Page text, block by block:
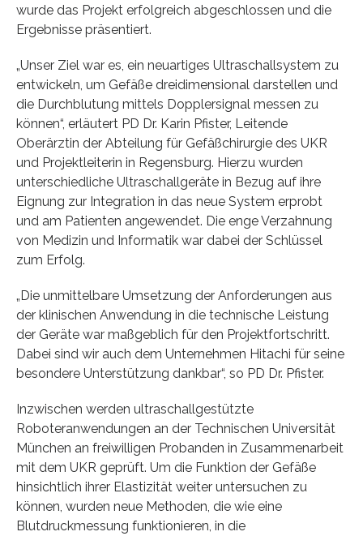
wurde das Projekt erfolgreich abgeschlossen und die
Ergebnisse präsentiert.
„Unser Ziel war es, ein neuartiges Ultraschallsystem zu
entwickeln, um Gefäße dreidimensional darstellen und
die Durchblutung mittels Dopplersignal messen zu
können“, erläutert PD Dr. Karin Pfister, Leitende
Oberärztin der Abteilung für Gefäßchirurgie des UKR
und Projektleiterin in Regensburg. Hierzu wurden
unterschiedliche Ultraschallgeräte in Bezug auf ihre
Eignung zur Integration in das neue System erprobt
und am Patienten angewendet. Die enge Verzahnung
von Medizin und Informatik war dabei der Schlüssel
zum Erfolg.
„Die unmittelbare Umsetzung der Anforderungen aus
der klinischen Anwendung in die technische Leistung
der Geräte war maßgeblich für den Projektfortschritt.
Dabei sind wir auch dem Unternehmen Hitachi für seine
besondere Unterstützung dankbar“, so PD Dr. Pfister.
Inzwischen werden ultraschallgestützte
Roboteranwendungen an der Technischen Universität
München an freiwilligen Probanden in Zusammenarbeit
mit dem UKR geprüft. Um die Funktion der Gefäße
hinsichtlich ihrer Elastizität weiter untersuchen zu
können, wurden neue Methoden, die wie eine
Blutdruckmessung funktionieren, in die